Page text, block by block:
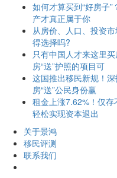
如何才算买到“好房子
产才真正属于你
从房价、人口、投资
得选择吗?
只有中国人才来这里
房“送”护照的项目可
这国推出移民新规！
房“送”公民身份赢
租金上涨7.62%！仅
轻松实现资本退出
关于景鸿
移民评测
联系我们